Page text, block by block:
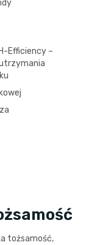
Efficiency –
tożsamość,